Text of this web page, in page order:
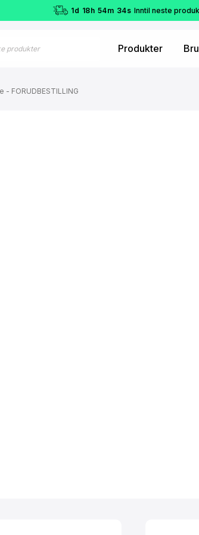
1d 18h 54m 33s Inntil neste
Produkter
FORUDBESTILLING